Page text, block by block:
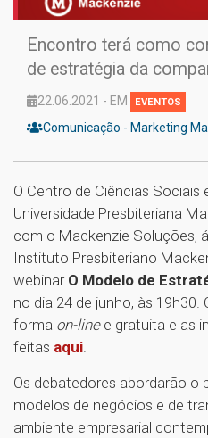
Encontro terá como
de estratégia da
22.06.2021 - EM EVENTOS
Comunicação - Marketing
O Centro de Ciências Sociais
Universidade Presbiteriana
com o Mackenzie Soluções,
Instituto Presbiteriano
webinar O Modelo de
no dia 24 de junho, às
forma on-linee gratuita e as
feitas aqui.
Os debatedores abordarão o
modelos de negócios e de
ambiente empresarial